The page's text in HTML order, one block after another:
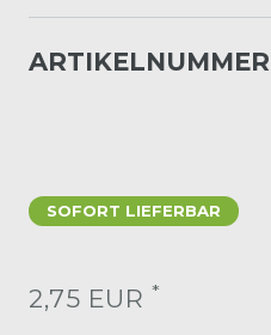
ARTIKELNUMMER
SOFORT LIEFERBAR
2,75 EUR *